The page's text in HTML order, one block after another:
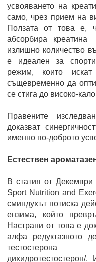
усвояването на
само, чрез прием на
Ползата от това е,
абсорбира
излишно количество
е идеален за
режим, които
същевременно да
се стига до високо-
Правените
доказват
именно по-доброто
Естествен
В статия от
Sport Nutrition and
сминдухът потиска
ензима, който
Настрани от това е
алфа редуктазното
дихидротестостерон/.